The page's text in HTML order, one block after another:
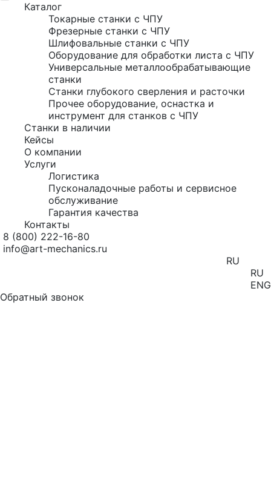
Каталог
Токарные станки с ЧПУ
Фрезерные станки с ЧПУ
Шлифовальные станки с ЧПУ
Оборудование для обработки листа с ЧПУ
Универсальные металлообрабатывающие
станки
Станки глубокого сверления и расточки
Прочее оборудование, оснастка и
инструмент для станков с ЧПУ
Станки в наличии
Кейсы
О компании
Услуги
Логистика
Пусконаладочные работы и сервисное
обслуживание
Гарантия качества
Контакты
8 (800) 222-16-80
info@art-mechanics.ru
RU
RU
ENG
Обратный звонок